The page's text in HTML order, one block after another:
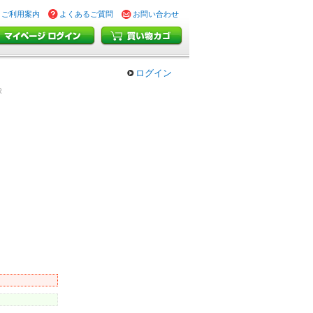
ご利用案内 よくあるご質問 お問い合わせ
ログイン